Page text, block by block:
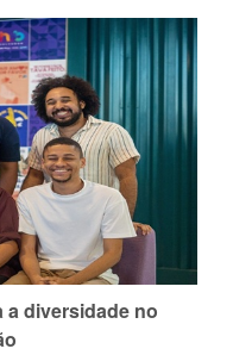
a diversidade no